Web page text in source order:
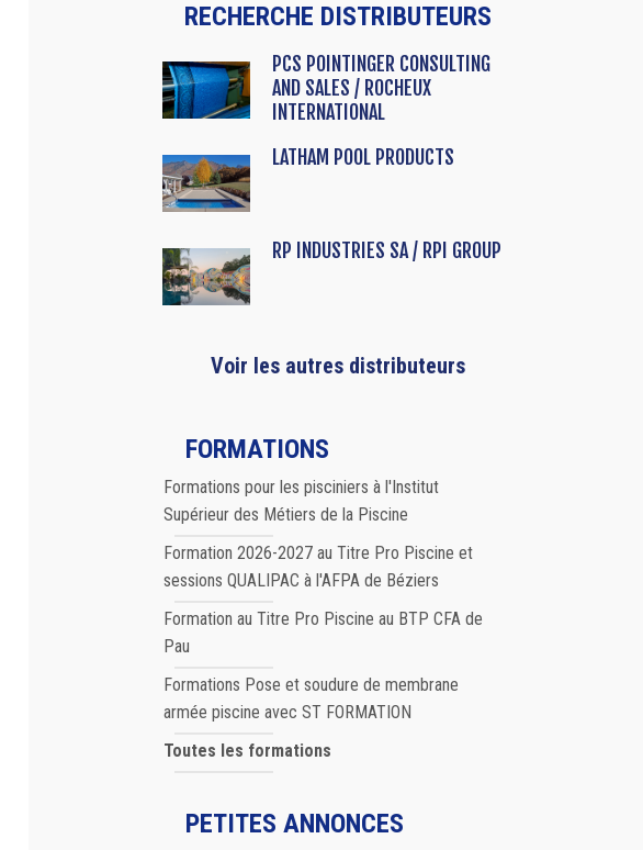
RECHERCHE DISTRIBUTEURS
PCS POINTINGER CONSULTING
AND SALES / ROCHEUX
INTERNATIONAL
LATHAM POOL PRODUCTS
RP INDUSTRIES SA / RPI GROUP
Voir les autres distributeurs
FORMATIONS
Formations pour les pisciniers à l'Institut
Supérieur des Métiers de la Piscine
Formation 2026-2027 au Titre Pro Piscine et
sessions QUALIPAC à l'AFPA de Béziers
Formation au Titre Pro Piscine au BTP CFA de
Pau
Formations Pose et soudure de membrane
armée piscine avec ST FORMATION
Toutes les formations
PETITES ANNONCES